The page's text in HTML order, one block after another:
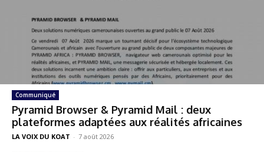
Communiqué
Pyramid Browser & Pyramid Mail : deux
plateformes adaptées aux réalités africaines
LA VOIX DU KOAT - 7 août 2026